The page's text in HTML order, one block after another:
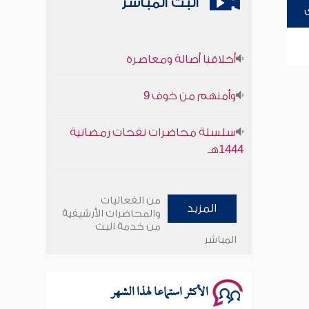
1444هـ
وأمنهم من خوف 9
المزيد
من الفعاليات
والمحاضرات الأرشيفية
من خدمة البث
المباشر
الأكثر استماعا لهذا الشهر